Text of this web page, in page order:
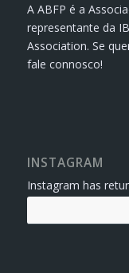
A ABFP é a
representante da
Association. Se
fale connosco!
INSTAGRAM
Instagram has